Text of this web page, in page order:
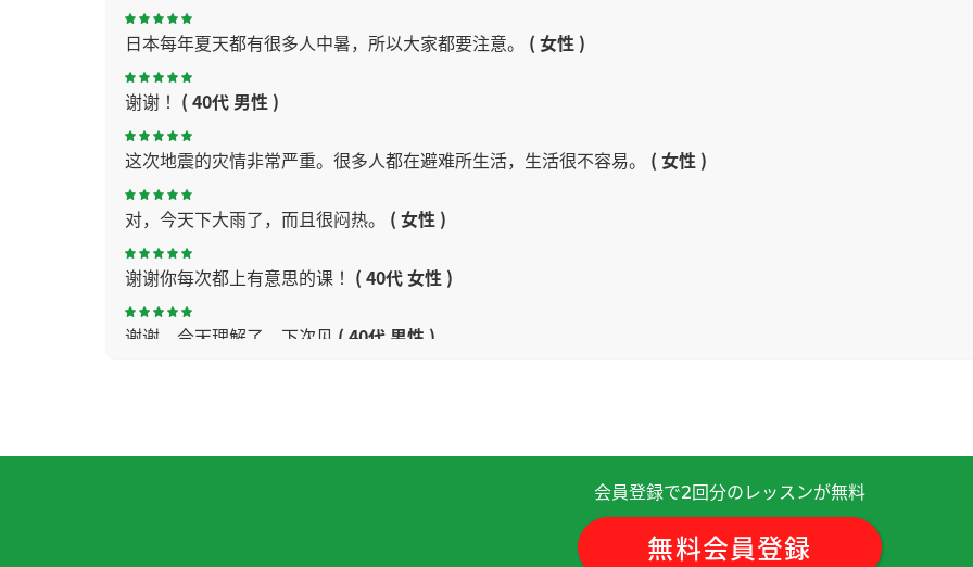
日本每年夏天都有很多人中暑，所以大家都要注意。 ( 女性 )
谢谢！ ( 40代 男性 )
这次地震的灾情非常严重。很多人都在避难所生活，生活很不容易。 ( 女性 )
对，今天下大雨了，而且很闷热。 ( 女性 )
谢谢你每次都上有意思的课！ ( 40代 女性 )
谢谢，今天理解了。下次见 ( 40代 男性 )
谢谢老师！我会努力学习的。( 30代 女性 )
因为暑假的时候学生很多，所以我的工作很忙。我秋天打算回国。( 女性 )
会員登録で2回分のレッスンが無料
無料会員登録